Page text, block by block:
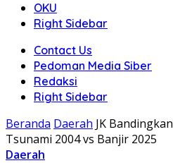
OKU
Right Sidebar
Contact Us
Pedoman Media Siber
Redaksi
Right Sidebar
Beranda Daerah JK
Tsunami 2004 vs Banjir 2025
Daerah